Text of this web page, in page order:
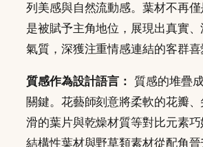
列美感與自然流動感。葉材不再
是被賦予主角地位，展現出真實
氣質，深獲注重情感連結的客群喜
質感作為設計語言： 質感的堆疊
關鍵。花藝師刻意將柔軟的花瓣
滑的葉片與乾燥材質等對比元素巧
結構性葉材與野草類素材從配角